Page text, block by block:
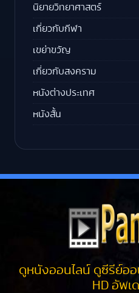
นิยายวิทยาศาสตร์
เกี่ยวกับกีฬา
เขย่าขวัญ
เกี่ยวกับสงคราม
หนังต่างประเทศ
หนังสั้น
ดูหนังออนไลน์ ดูซีรีย์อ
HD อัพเ